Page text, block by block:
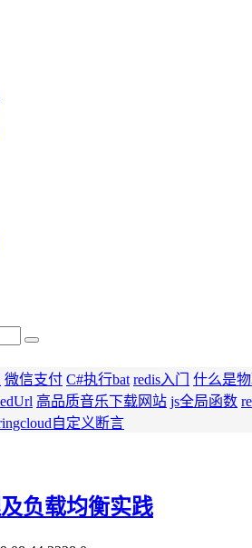
微信支付 C#执行bat redis入门
什么是
高品质音乐下载网站 js全局函数
自定义断言
负载均衡实践